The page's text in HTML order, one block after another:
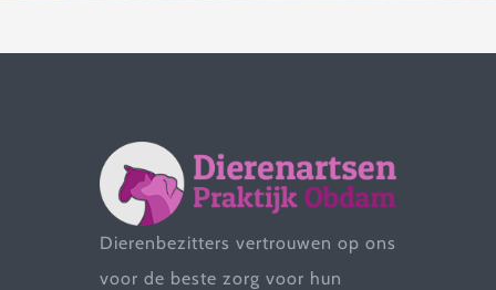
Dierenbezitters vertrouwen op ons
voor de beste zorg voor hun